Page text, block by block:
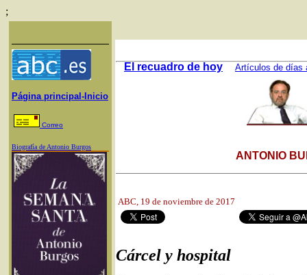
;
Página principal-Inicio
Correo
Biografía de Antonio Burgos
El recuadro de hoy Artículos de días
ANTONIO
ABC, 19 de noviembre de 2017
Cárcel y hospital